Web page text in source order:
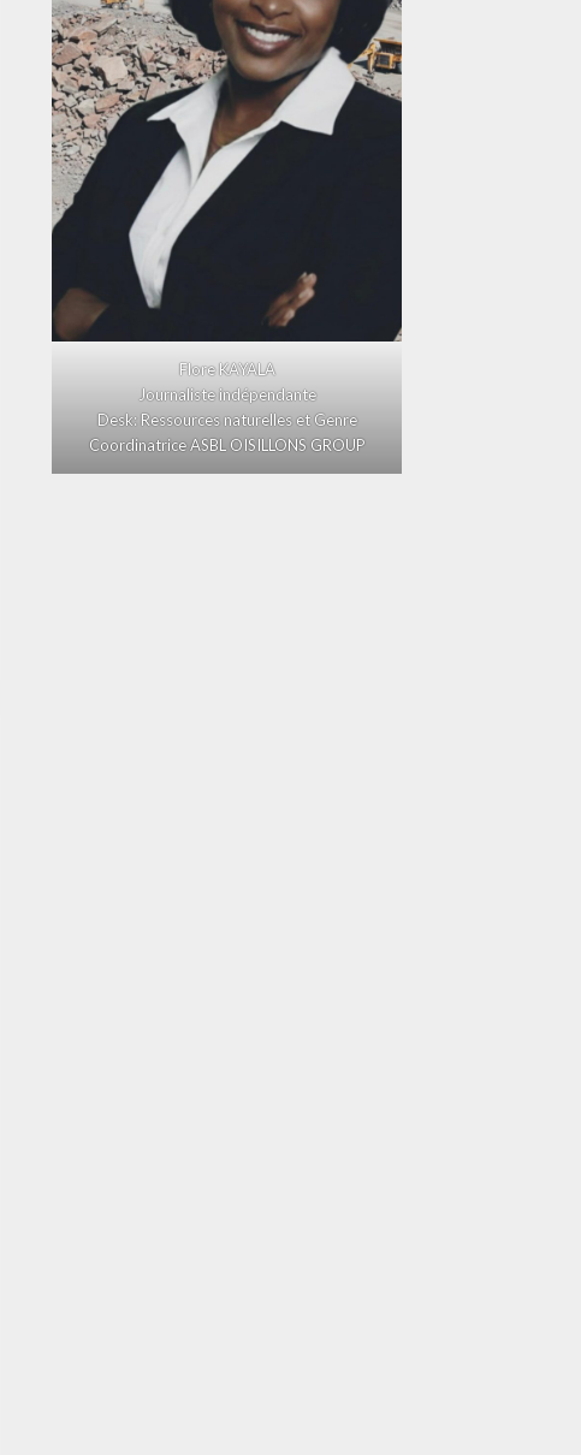
Flore KAYALA
Journaliste indépendante
Desk: Ressources naturelles et Genre
Coordinatrice ASBL OISILLONS GROUP